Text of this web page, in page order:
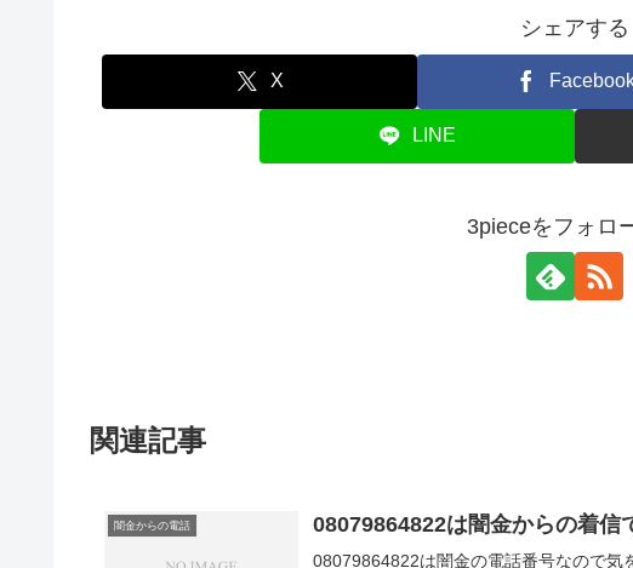
シェアする
X
LINE
3pieceをフォロ
関連記事
闇金からの電話 08079864822は闇金からの着信
08079864822は闇金の電話番号なので気